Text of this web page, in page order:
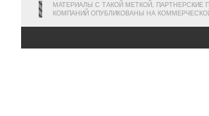
МАТЕРИАЛЫ С ТАКОЙ МЕТКОЙ, ПАРТНЕРСКИЕ
КОМПАНИЙ ОПУБЛИКОВАНЫ НА